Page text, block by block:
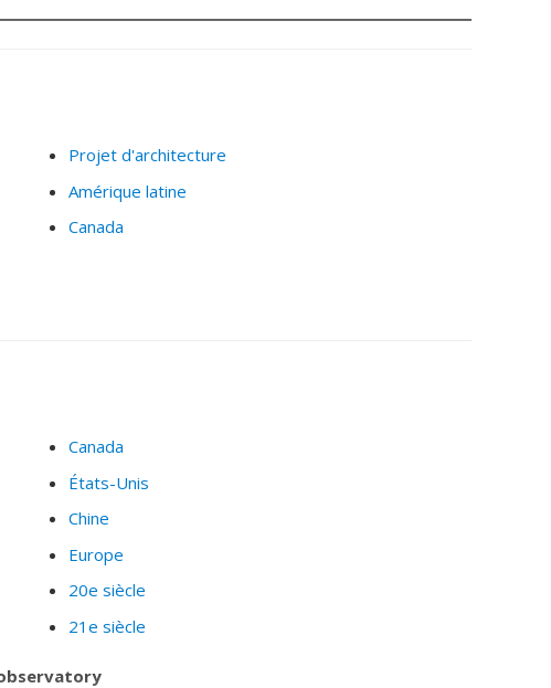
Projet d'architecture
Amérique latine
Canada
Canada
États-Unis
Chine
Europe
20e siècle
21e siècle